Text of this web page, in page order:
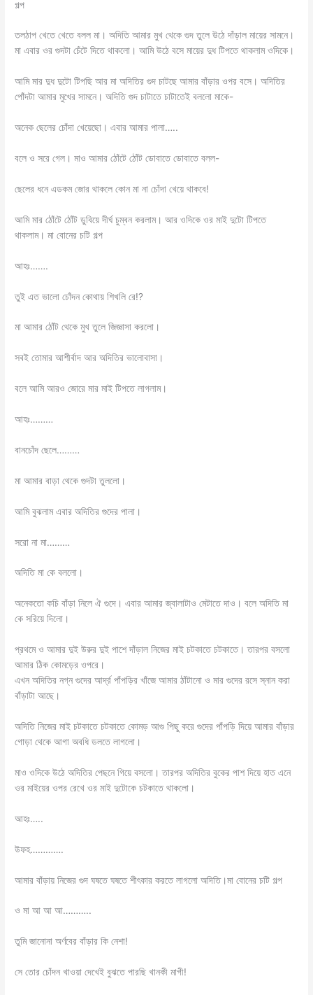
গল্প
তলঠাপ খেতে খেতে বলল মা। অদিতি আমার মুখ থেকে গুদ তুলে উঠে দাঁড়াল মায়ের সামনে।
মা এবার ওর গুদটা চেঁটে দিতে থাকলো। আমি উঠে বসে মায়ের দুধ টিপতে থাকলাম ওদিকে।
আমি মার দুধ দুটো টিপছি আর মা অদিতির গুদ চাটছে আমার বাঁড়ার ওপর বসে। অদিতির
পোঁদটা আমার মুখের সামনে। অদিতি গুদ চাটাতে চাটাতেই বললো মাকে-
অনেক ছেলের চোঁদা খেয়েছো। এবার আমার পালা…..
বলে ও সরে গেল। মাও আমার ঠোঁটে ঠোঁট ডোবাতে ডোবাতে বলল-
ছেলের ধনে এডকম জোর থাকলে কোন মা না চোঁদা খেয়ে থাকবে!
আমি মার ঠোঁটে ঠোঁট ডুবিয়ে দীর্ঘ চুম্বন করলাম। আর ওদিকে ওর মাই দুটো টিপতে
থাকলাম। মা বোনের চটি গল্প
আহঃ…….
তুই এত ভালো চোঁদন কোথায় শিখলি রে!?
মা আমার ঠোঁট থেকে মুখ তুলে জিজ্ঞাসা করলো।
সবই তোমার আশীর্বাদ আর অদিতির ভালোবাসা।
বলে আমি আরও জোরে মার মাই টিপতে লাগলাম।
আহঃ………
বানচোঁদ ছেলে………
মা আমার বাড়া থেকে গুদটা তুললো।
আমি বুঝলাম এবার অদিতির গুদের পালা।
সরো না মা………
অদিতি মা কে বললো।
অনেকতো কচি বাঁড়া নিলে ঐ গুদে। এবার আমার জ্বালাটাও মেটাতে দাও। বলে অদিতি মা
কে সরিয়ে দিলো।
প্রথমে ও আমার দুই উরুর দুই পাশে দাঁড়াল নিজের মাই চটকাতে চটকাতে। তারপর বসলো
আমার ঠিক কোমড়ের ওপরে।
এখন অদিতির নগ্ন গুদের আর্দ্র পাঁপড়ির খাঁজে আমার ঠাঁটানো ও মার গুদের রসে স্নান করা
বাঁড়াটা আছে।
অদিতি নিজের মাই চটকাতে চটকাতে কোমড় আগু পিছু করে গুদের পাঁপড়ি দিয়ে আমার বাঁড়ার
গোড়া থেকে আগা অবধি ডলতে লাগলো।
মাও ওদিকে উঠে অদিতির পেছনে গিয়ে বসলো। তারপর অদিতির বুকের পাশ দিয়ে হাত এনে
ওর মাইয়ের ওপর রেখে ওর মাই দুটোকে চটকাতে থাকলো।
আহঃ…..
উফহ………….
আমার বাঁড়ায় নিজের গুদ ঘষতে ঘষতে শীৎকার করতে লাগলো অদিতি।মা বোনের চটি গল্প
ও মা আ আ আ………..
তুমি জানোনা অর্ণবের বাঁড়ার কি নেশা!
সে তোর চোঁদন খাওয়া দেখেই বুঝতে পারছি খানকী মাগী!